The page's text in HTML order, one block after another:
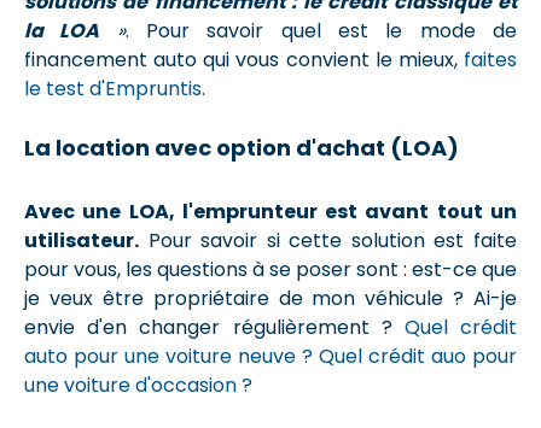
la LOA ». Pour savoir quel est le mode de
financement auto qui vous convient le mieux, faites
le test d'Empruntis.
La location avec option d'achat (LOA)
Avec une LOA, l'emprunteur est avant tout un
utilisateur. Pour savoir si cette solution est faite
pour vous, les questions à se poser sont : est-ce que
je veux être propriétaire de mon véhicule ? Ai-je
envie d'en changer régulièrement ? Quel crédit
auto pour une voiture neuve ? Quel crédit auo pour
une voiture d'occasion ?